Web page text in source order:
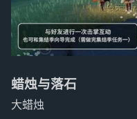
蜡烛与落石
大蜡烛